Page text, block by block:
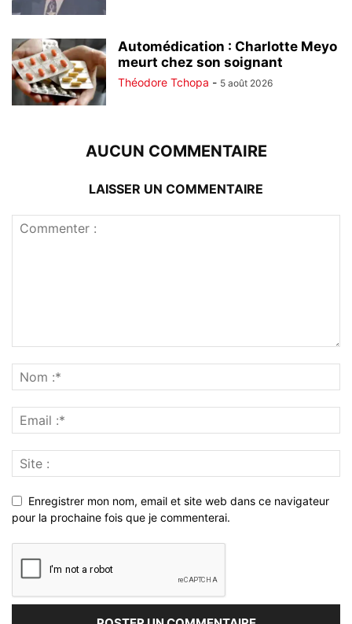
Automédication : Charlotte Meyo
meurt chez son soignant
Théodore Tchopa - 5 août 2026
AUCUN COMMENTAIRE
LAISSER UN COMMENTAIRE
Enregistrer mon nom, email et site web dans ce navigateur
pour la prochaine fois que je commenterai.